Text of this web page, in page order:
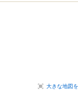
大きな地図